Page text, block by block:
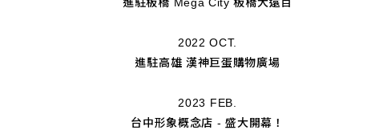
2022 OCT.
進駐高雄 漢神巨蛋購物廣場
2023 FEB.
台中形象概念店 - 盛大開幕！